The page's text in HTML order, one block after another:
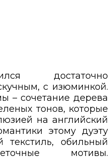
достаточно
с изюминкой.
– сочетание дерева
тонов, которые
на английский
этому дуэту
текстиль, обильный
мотивы.